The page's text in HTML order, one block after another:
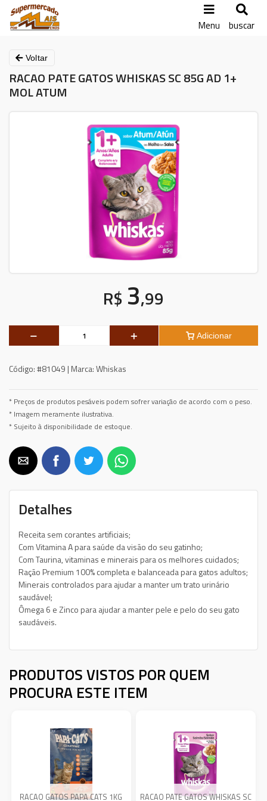
Menu buscar
Voltar
RACAO PATE GATOS WHISKAS SC 85G AD 1+
MOL ATUM
R$ 3,99
Adicionar
Código:#81049 | Marca:Whiskas
* Preços de produtos pesáveis podem sofrer variação de acordo com o peso.
* Imagem meramente ilustrativa.
* Sujeito à disponibilidade de estoque.
Detalhes
Receita sem corantes artificiais;
Com Vitamina A para saúde da visão do seu gatinho;
Com Taurina, vitaminas e minerais para os melhores cuidados;
Ração Premium 100% completa e balanceada para gatos adultos;
Minerais controlados para ajudar a manter um trato urinário
saudável;
Ômega 6 e Zinco para ajudar a manter pele e pelo do seu gato
saudáveis.
PRODUTOS VISTOS POR QUEM
PROCURA ESTE ITEM
RACAO GATOS PAPA CATS 1KG RACAO PATE GATOS WHISKAS SC